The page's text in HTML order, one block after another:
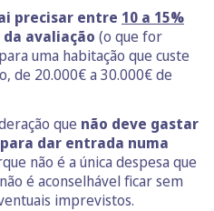
precisar entre 10 a 15%
avaliação (o que for
uma habitação que custe
de 20.000€ a 30.000€ de
que não deve gastar
dar entrada numa
não é a única despesa que
é aconselhável ficar sem
imprevistos.